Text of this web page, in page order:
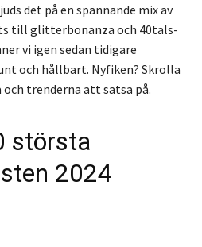
det på en spännande mix av
till glitterbonanza och 40tals-
vi igen sedan tidigare
och hållbart. Nyfiken? Skrolla
trenderna att satsa på.
största
2024